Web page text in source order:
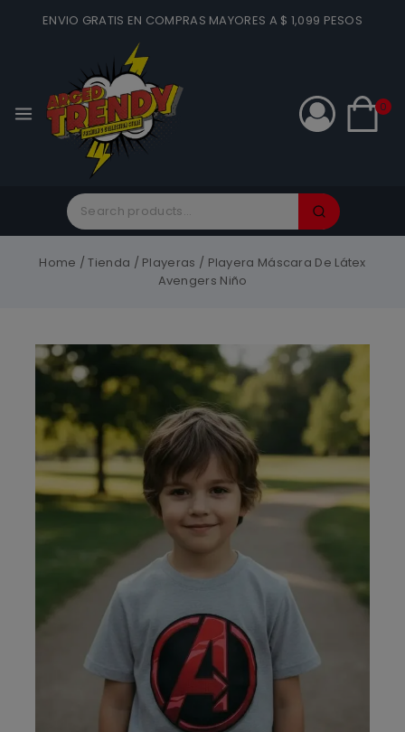
ENVIO GRATIS EN COMPRAS MAYORES A $ 1,099 PESOS
0
Home / Tienda / Playeras / Playera Máscara De Látex
Avengers Niño